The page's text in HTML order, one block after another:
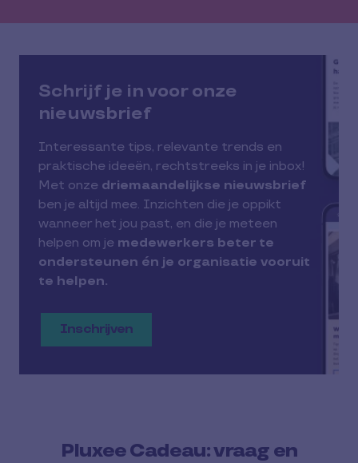
Schrijf je in voor onze
nieuwsbrief
Interessante tips, relevante trends en
praktische ideeën, rechtstreeks in je inbox!
Met onze driemaandelijkse nieuwsbrief
ben je altijd mee. Inzichten die je oppikt
wanneer het jou past, en die je meteen
helpen om je medewerkers beter te
ondersteunen én je organisatie vooruit
te helpen.
Inschrijven
Pluxee Cadeau: vraag en